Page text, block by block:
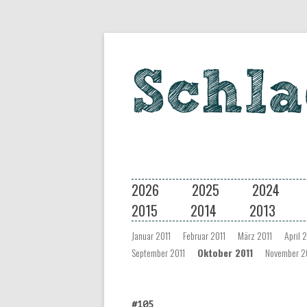
Schlagseite
2026 2025 2024
2015
2014 2013
Januar 2011 Februar 2011 März 2011 April
September 2011
Oktober 2011 November
#105